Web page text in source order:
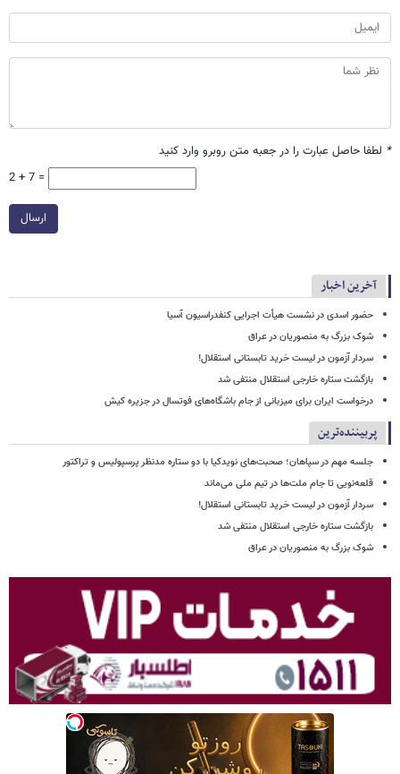
* لطفا حاصل عبارت را در جعبه متن روبرو وارد کنید
2 + 7 =
ارسال
آخرین اخبار
حضور اسدی در نشست هیأت اجرایی کنفدراسیون آسیا
شوک بزرگ به منصوریان در عراق
سردار آزمون در لیست خرید تابستانی استقلال!
بازگشت ستاره خارجی استقلال منتفی شد
درخواست ایران برای میزبانی از جام باشگاه‌های فوتسال در جزیره کیش
پربیننده‌ترین
جلسه مهم در سپاهان؛ صحبت‌های نویدکیا با دو ستاره مدنظر پرسپولیس و تراکتور
قلعه‌نویی تا جام ملت‌ها در تیم ملی می‌ماند
سردار آزمون در لیست خرید تابستانی استقلال!
بازگشت ستاره خارجی استقلال منتفی شد
شوک بزرگ به منصوریان در عراق